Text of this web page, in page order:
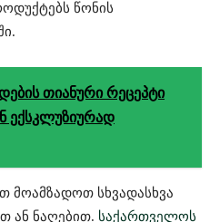
წონის
თიანური რეცეპტი
ექსკლუზიურად
მოამზადოთ სხვადასხვა
ან ნაღებით. საქართველოს